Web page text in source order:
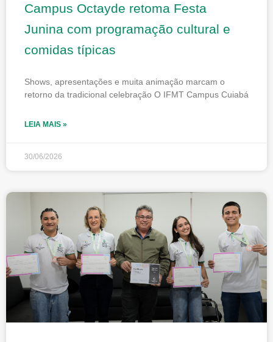
Campus Octayde retoma Festa
Junina com programação cultural e
comidas típicas
Shows, apresentações e muita animação marcam o
retorno da tradicional celebração O IFMT Campus Cuiabá
LEIA MAIS »
30/06/2026